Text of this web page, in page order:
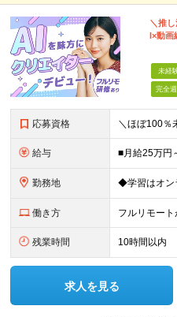
＼推
I×動画
未経
完全
応募資格
給与
勤務地
働き方 フルリモート
残業時間 10時間以内
求人を見る